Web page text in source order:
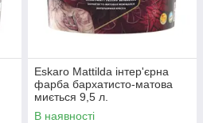
Eskaro Mattilda інтер'єрна
фарба бархатисто-матова
миється 9,5 л.
В наявності